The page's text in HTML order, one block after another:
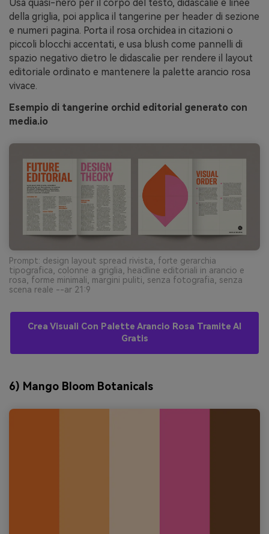
Usa quasi-nero per il corpo del testo, didascalie e linee
della griglia, poi applica il tangerine per header di sezione
e numeri pagina. Porta il rosa orchidea in citazioni o
piccoli blocchi accentati, e usa blush come pannelli di
spazio negativo dietro le didascalie per rendere il layout
editoriale ordinato e mantenere la palette arancio rosa
vivace.
Esempio di tangerine orchid editorial generato con
media.io
Prompt: design layout spread rivista, forte gerarchia
tipografica, colonne a griglia, headline editoriali in arancio e
rosa, forme minimali, margini puliti, senza fotografia, senza
scena reale --ar 21:9
Crea Visuali Con Palette Arancio Rosa Tramite AI
Gratis
6) Mango Bloom Botanicals